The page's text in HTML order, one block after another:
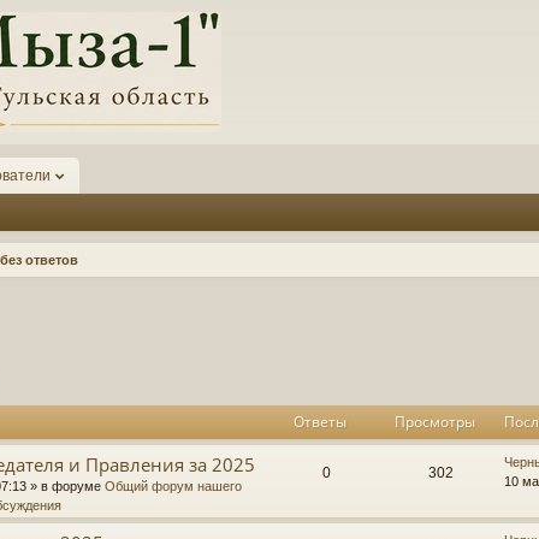
ответов
Ответы Просмотры
и Правления за 2025
» в форуме Общий форум нашего
0О 302П
П
о
л
10